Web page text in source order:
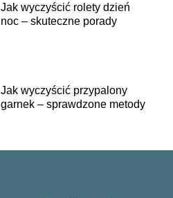
Jak wyczyścić rolety dzień
noc – skuteczne porady
Jak wyczyścić przypalony
garnek – sprawdzone metody